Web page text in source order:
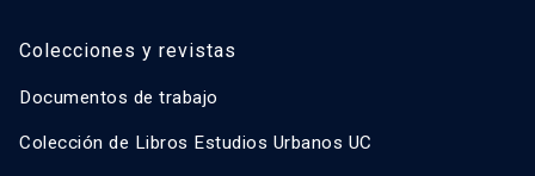
Colecciones y revistas
Documentos de trabajo
Colección de Libros Estudios Urbanos UC